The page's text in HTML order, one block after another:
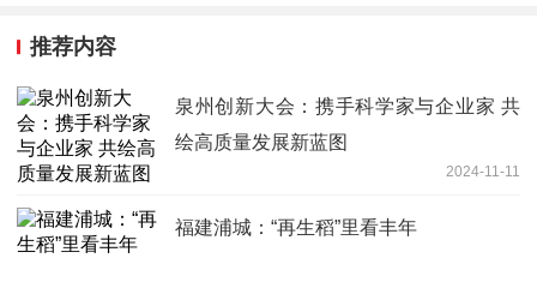
推荐内容
泉州创新大会：携手科学家与企业家 共
绘高质量发展新蓝图
2024-11-11
福建浦城：“再生稻”里看丰年